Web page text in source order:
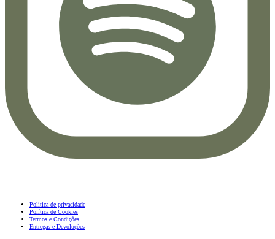
Política de privacidade
Política de Cookies
Termos e Condições
Entregas e Devoluções